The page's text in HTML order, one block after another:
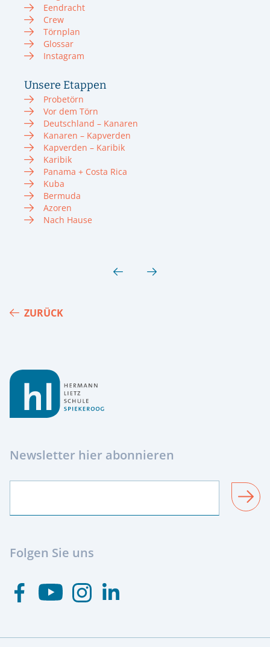
Eendracht
Crew
Törnplan
Glossar
Instagram
Unsere Etappen
Probetörn
Vor dem Törn
Deutschland – Kanaren
Kanaren – Kapverden
Kapverden – Karibik
Karibik
Panama + Costa Rica
Kuba
Bermuda
Azoren
Nach Hause
ZURÜCK
Newsletter hier abonnieren
SENDEN
Folgen Sie uns
Besuchen Sie uns auf Facebook
Besuchen Sie uns auf Youtube
Besuchen Sie uns auf Instagram
Visit us at Linkedin